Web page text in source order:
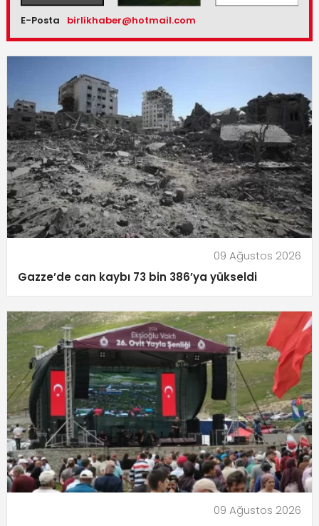
E-Posta birlikhaber@hotmail.com
09 Ağustos 2026
Gazze’de can kaybı 73 bin 386’ya yükseldi
09 Ağustos 2026